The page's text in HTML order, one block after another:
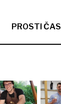
PROSTI ČAS